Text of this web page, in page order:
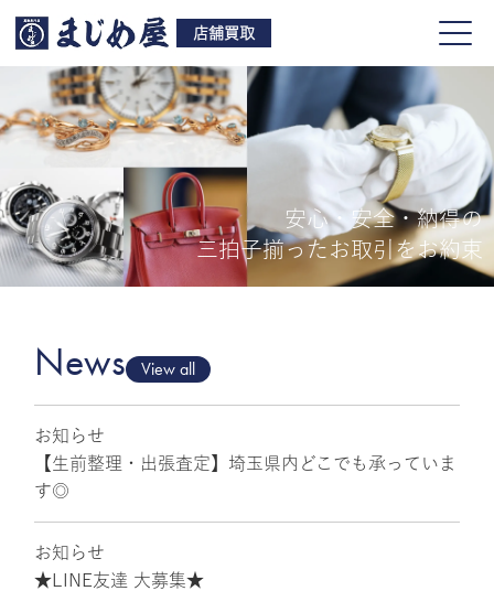
店舗買取
買取品目
店舗一覧
安心・安全・納得の
三拍子揃ったお取引をお約束
News View all
お知らせ
【生前整理・出張査定】埼玉県内どこでも承っていま
す◎
お知らせ
★LINE友達 大募集★